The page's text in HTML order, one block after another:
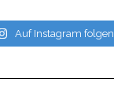
Auf Instagram folgen